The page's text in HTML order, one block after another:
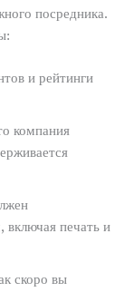
посредника.
и рейтинги
компания
включая печать и
скоро вы